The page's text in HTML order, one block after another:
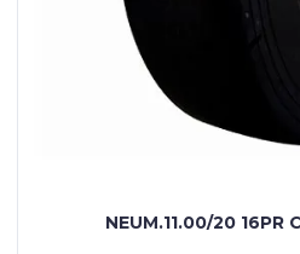
NEUM.11.00/20 16PR